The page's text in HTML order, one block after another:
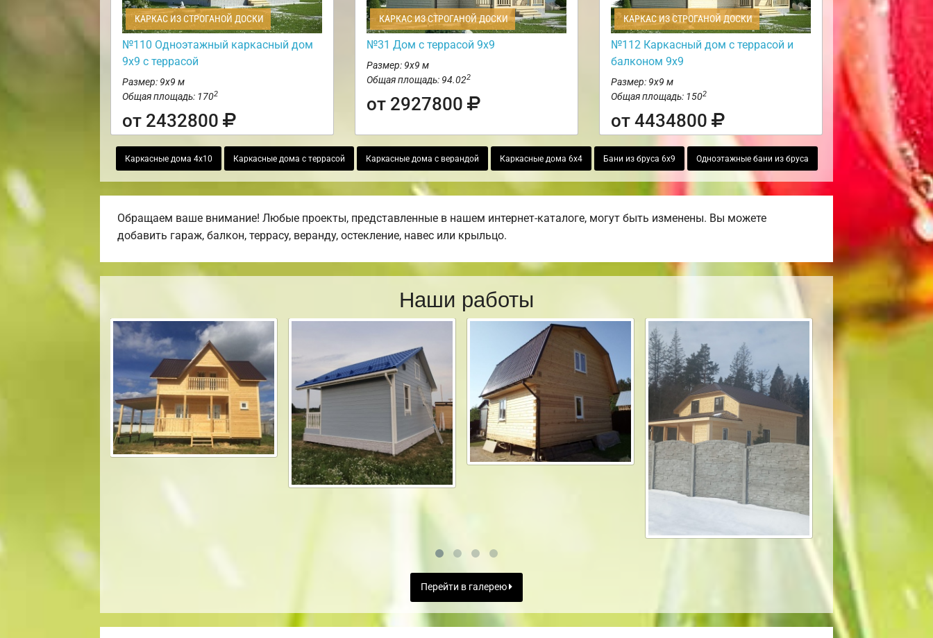
КАРКАС ИЗ СТРОГАНОЙ ДОСКИ
№110 Одноэтажный каркасный дом
9х9 с террасой
Размер: 9х9 м
Общая площадь: 1702
от 2432800
КАРКАС ИЗ СТРОГАНОЙ ДОСКИ
№31 Дом с террасой 9х9
Размер: 9х9 м
Общая площадь: 94.022
от 2927800
КАРКАС ИЗ СТРОГАНОЙ ДОСКИ
№112 Каркасный дом с террасой и
балконом 9х9
Размер: 9х9 м
Общая площадь: 1502
от 4434800
Каркасные дома 4х10 Каркасные дома с террасой Каркасные дома с верандой Каркасные дома 6х4 Бани из бруса 6х9 Одноэтажные бани из бруса
Обращаем ваше внимание! Любые проекты, представленные в нашем интернет-каталоге, могут быть изменены. Вы можете
добавить гараж, балкон, террасу, веранду, остекление, навес или крыльцо.
Наши работы
Перейти в галерею